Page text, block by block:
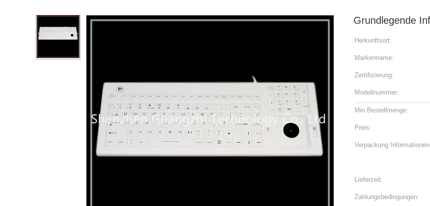
Grundlegende
Herkunftsort:
Markenname:
Zertifizierung:
Modellnummer:
Min Bestellmenge:
Preis:
Verpackung
Lieferzeit:
Zahlungsbedingungen: